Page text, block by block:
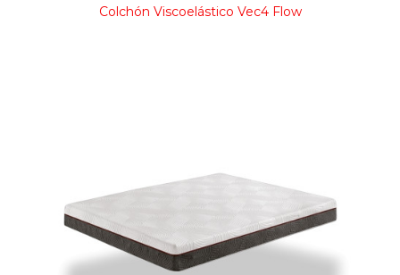
Colchón Viscoelástico Vec4 Flow